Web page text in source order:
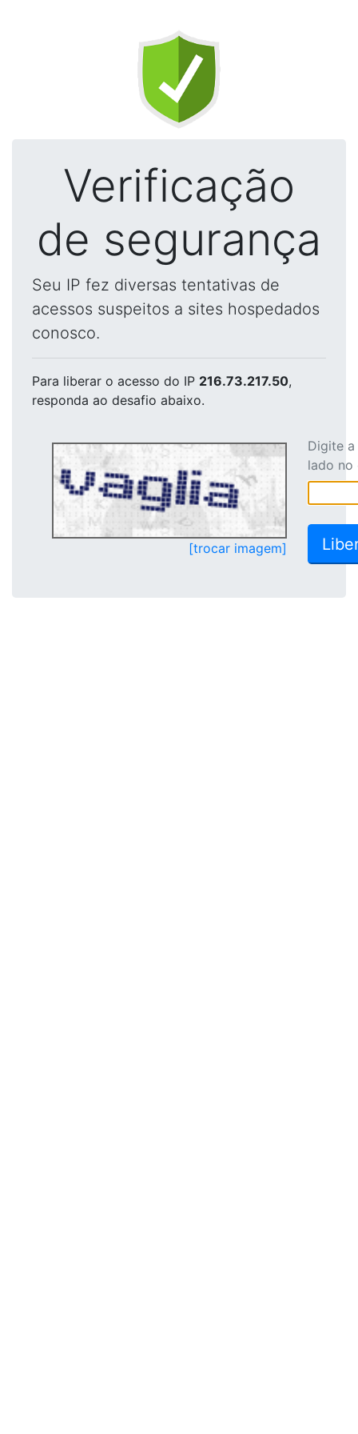
Verificação
de segurança
Seu IP fez diversas tentativas de
acessos suspeitos a sites hospedados
conosco.
Para liberar o acesso do IP 216.73.217.50,
responda ao desafio abaixo.
[trocar imagem]
Digite
lado no